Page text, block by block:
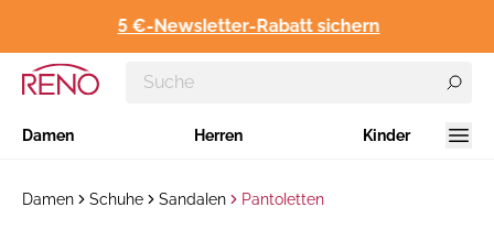
5 €-Newsletter-Rabatt sichern
Damen Herren Kinder
Damen Schuhe Sandalen Pantoletten